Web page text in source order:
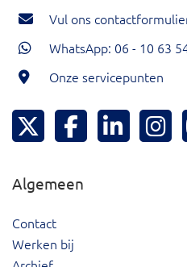
Vul ons
WhatsApp: 06 - 10 63
Onze servicepunten
Hoeksche Waard
Hoeksche
Algemeen
Contact
Werken bij